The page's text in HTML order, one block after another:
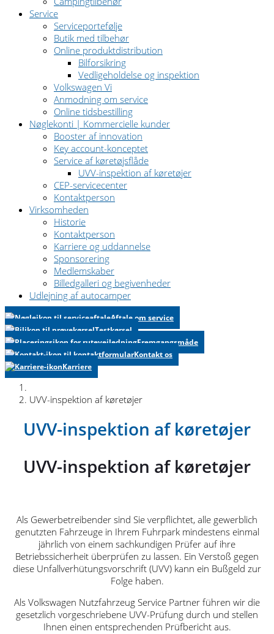
Service
Serviceportefølje
Butik med tilbehør
Online produktdistribution
Bilforsikring
Vedligeholdelse og inspektion
Volkswagen Vi
Anmodning om service
Online tidsbestilling
Nøglekonti | Kommercielle kunder
Booster af innovation
Key account-konceptet
Service af køretøjsflåde
UVV-inspektion af køretøjer
CEP-servicecenter
Kontaktperson
Virksomheden
Historie
Kontaktperson
Karriere og uddannelse
Sponsorering
Medlemskaber
Billedgalleri og begivenheder
Udlejning af autocamper
Aftale om service
Testkørsel
Fremgangsmåde
Kontakt os
Karriere
UVV-inspektion af køretøjer
UVV-inspektion af køretøjer
UVV-inspektion af køretøjer
Als Gewerbetreibender sind Sie verpflichtet, alle gewerblich
genutzten Fahrzeuge in Ihrem Fuhrpark mindestens einmal
jährlich von einem sachkundigen Prüfer auf ihre
Betriebssicherheit überprüfen zu lassen. Ein Verstoß gegen
diese Unfallverhütungsvorschrift (UVV) kann ein Bußgeld zur
Folge haben.
Als Volkswagen Nutzfahrzeug Service Partner führen wir die
gesetzlich vorgeschriebene UVV-Prüfung durch und stellen
Ihnen einen entsprechenden Prüfbericht aus.